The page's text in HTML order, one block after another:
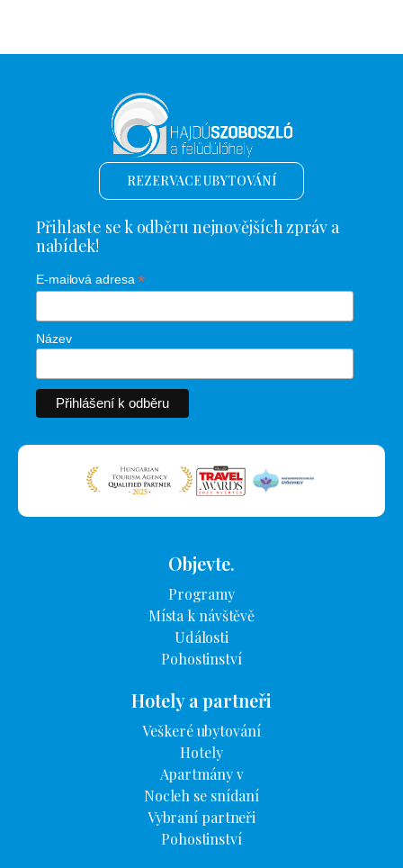
REZERVACE UBYTOVÁNÍ
Přihlaste se k odběru nejnovějších zpráv a
nabídek!
E-mailová adresa*
Název
Objevte.
Programy
Místa k návštěvě
Události
Pohostinství
Hotely a partneři
Veškeré ubytování
Hotely
Apartmány v
Nocleh se snídaní
Vybraní partneři
Pohostinství